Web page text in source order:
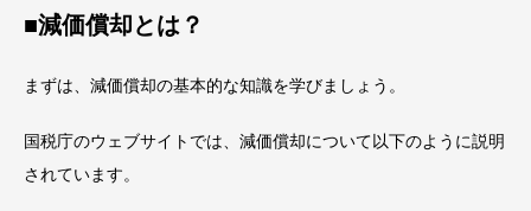
■減価償却とは？
まずは、減価償却の基本的な知識を学びましょう。
国税庁のウェブサイトでは、減価償却について以下のように説明
されています。